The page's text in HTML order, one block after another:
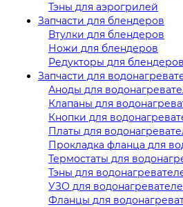
Тэны для аэрогрилей
Запчасти для блендеров
Втулки для блендеров
Ножи для блендеров
Редукторы для блендеров
Запчасти для
Аноды для
Клапаны для
Кнопки для
Платы для
Прокладка фланца для
Термостаты для
Тэны для
УЗО для
Фланцы для